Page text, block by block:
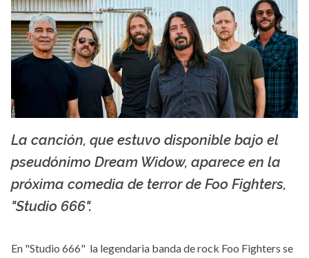
thestar.com
La canción, que estuvo disponible bajo el
pseudónimo Dream Widow, aparece en la
próxima comedia de terror de Foo Fighters,
"Studio 666".
En "Studio 666" la legendaria banda de rock Foo Fighters se